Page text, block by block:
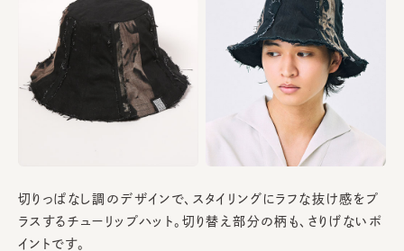
切りっぱなし調のデザインで、スタイリングにラフな抜け感をプ
ラスするチューリップハット。切り替え部分の柄も、さりげないポ
イントです。